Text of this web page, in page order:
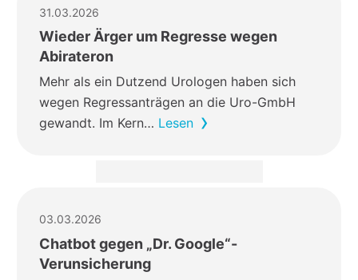
31.03.2026
Wieder Ärger um Regresse wegen
Abirateron
Mehr als ein Dutzend Urologen haben sich
wegen Regressanträgen an die Uro-GmbH
gewandt. Im Kern… Lesen
03.03.2026
Chatbot gegen „Dr. Google“-
Verunsicherung